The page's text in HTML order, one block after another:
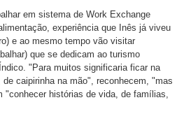
em sistema de Work Exchange
experiência que Inês já viveu
e ao mesmo tempo vão visitar
que se dedicam ao turismo
"Para muitos significaria ficar na
caipirinha na mão", reconhecem, "mas
"conhecer histórias de vida, de famílias,